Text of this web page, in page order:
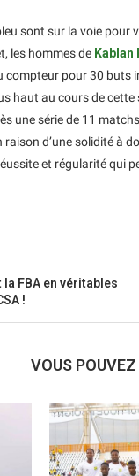
sont sur la voie
les hommes de
pour 30 buts
haut au cours de
une série de 11
raison d’une solidité
et régularité qui
la FBA en véritables
!
VOUS